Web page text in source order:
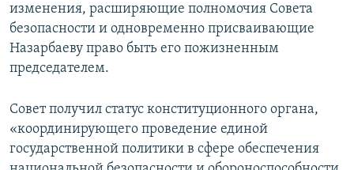
изменения, расширяющие полномочия Совета
безопасности и одновременно присваивающие
Назарбаеву право быть его пожизненным
председателем.
Совет получил статус конституционного органа,
«координирующего проведение единой
государственной политики в сфере обеспечения